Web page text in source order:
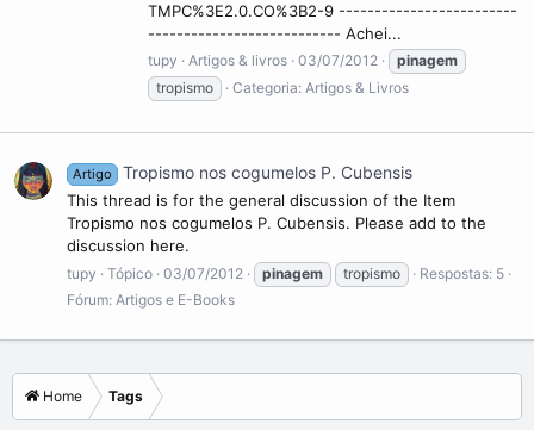
TMPC%3E2.0.CO%3B2-9 -------------------------
--------------------------- Achei...
tupy Artigos & livros 03/07/2012
pinagem
tropismo
Categoria: Artigos & Livros
Artigo Tropismo nos cogumelos P. Cubensis
This thread is for the general discussion of the Item
Tropismo nos cogumelos P. Cubensis. Please add to the
discussion here.
tupy Tópico 03/07/2012 pinagem tropismo
Respostas: 5
Fórum: Artigos e E-Books
Home Tags